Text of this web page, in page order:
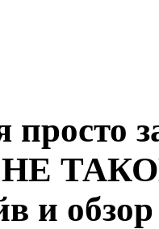
просто
и